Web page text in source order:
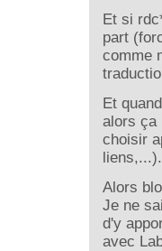
Et si
part
comme
Et
alors ça
choisir
liens,...).
Alors
Je ne
d'y
avec